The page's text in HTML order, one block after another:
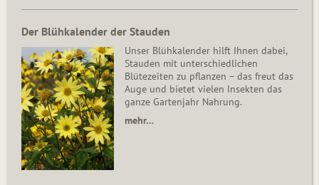
Der Blühkalender der Stauden
Unser Blühkalender hilft Ihnen dabei,
Stauden mit unterschiedlichen
Blütezeiten zu pflanzen – das freut das
Auge und bietet vielen Insekten das
ganze Gartenjahr Nahrung.
mehr…